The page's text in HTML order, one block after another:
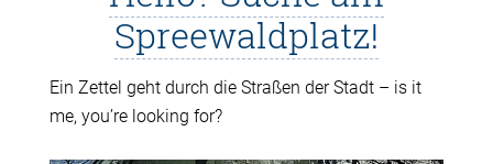
Spreewaldplatz!
Ein Zettel geht durch die Straßen der Stadt – is it
me, you’re looking for?